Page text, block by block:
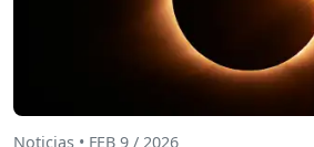
Noticias • FEB 9 / 2026